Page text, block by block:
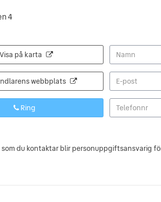
4
Visa på karta
webbplats
Ring
som du kontaktar blir personuppgiftsansvarig